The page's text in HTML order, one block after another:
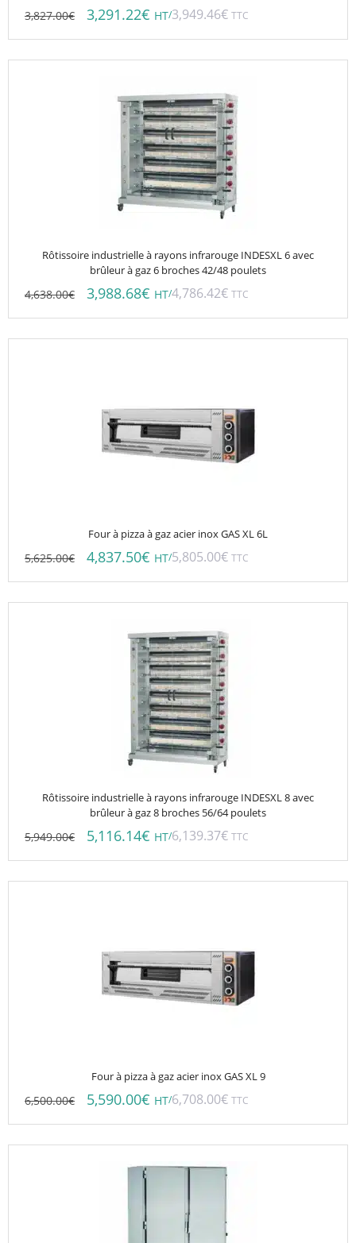
3,827.00€ 3,291.22€ HT/3,949.46€ TTC
Rôtissoire industrielle à rayons infrarouge INDESXL 6 avec
brûleur à gaz 6 broches 42/48 poulets
4,638.00€ 3,988.68€ HT/4,786.42€ TTC
Four à pizza à gaz acier inox GAS XL 6L
5,625.00€ 4,837.50€ HT/5,805.00€ TTC
Rôtissoire industrielle à rayons infrarouge INDESXL 8 avec
brûleur à gaz 8 broches 56/64 poulets
5,949.00€ 5,116.14€ HT/6,139.37€ TTC
Four à pizza à gaz acier inox GAS XL 9
6,500.00€ 5,590.00€ HT/6,708.00€ TTC